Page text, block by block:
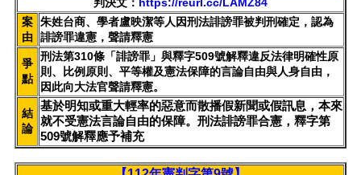
案
由
朱姓台商、學者盧映潔等人因刑法誹謗罪被判刑確定，認為
誹謗罪違憲，聲請釋憲
爭
點
刑法第310條「誹謗罪」與釋字509號解釋違反法律明確性原
則、比例原則、平等權及憲法保障的言論自由與人身自由，
因此向大法官聲請釋憲。
結
論
基於明知或重大輕率的惡意而散播假新聞或假訊息，本來
就不受憲法言論自由的保障。刑法誹謗罪合憲，釋字第
509號解釋應予補充